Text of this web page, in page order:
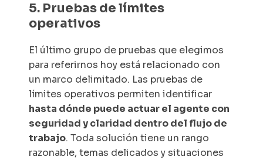
5. Pruebas de límites
operativos
El último grupo de pruebas que elegimos
para referirnos hoy está relacionado con
un marco delimitado. Las pruebas de
límites operativos permiten identificar
hasta dónde puede actuar el agente con
seguridad y claridad dentro del flujo de
trabajo. Toda solución tiene un rango
razonable, temas delicados y situaciones